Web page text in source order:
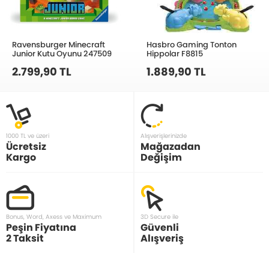
Ravensburger Minecraft
Junior Kutu Oyunu 247509
2.799,90 TL
Hasbro Gaming Tonton
Hippolar F8815
1.889,90 TL
1000 TL ve üzeri
Ücretsiz
Kargo
Alışverişlerinizde
Mağazadan
Değişim
Bonus, Word, Axess ve Maximum
Peşin Fiyatına
2 Taksit
3D Secure ile
Güvenli
Alışveriş